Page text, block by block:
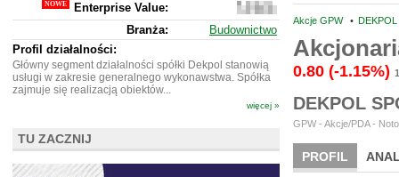
Akcje GPW •
0.80 (-1.15%)
DEKPOL
GPW - Akcje/PDA -
PROFIL
Enterprise Value:
675
714
881
Branża:
Budownictwo
Profil działalności:
Główny segment działalności spółki Dekpol stanowią
usługi w zakresie generalnego wykonawstwa. Spółka
zajmuje się realizacją obiektów...
więcej »
TU ZACZNIJ